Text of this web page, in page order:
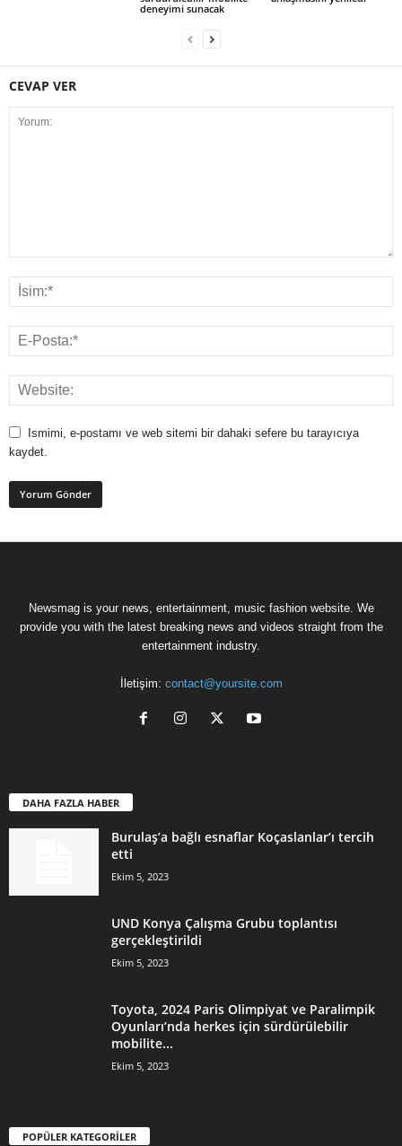
deneyimi sunacak
CEVAP VER
Ismimi, e-postamı ve web sitemi bir dahaki sefere bu tarayıcıya
kaydet.
Newsmag is your news, entertainment, music fashion website. We
provide you with the latest breaking news and videos straight from the
entertainment industry.
İletişim: contact@yoursite.com
DAHA FAZLA HABER
Burulaş’a bağlı esnaflar Koçaslanlar’ı tercih
etti
Ekim 5, 2023
UND Konya Çalışma Grubu toplantısı
gerçekleştirildi
Ekim 5, 2023
Toyota, 2024 Paris Olimpiyat ve Paralimpik
Oyunları’nda herkes için sürdürülebilir
mobilite...
Ekim 5, 2023
POPÜLER KATEGORİLER